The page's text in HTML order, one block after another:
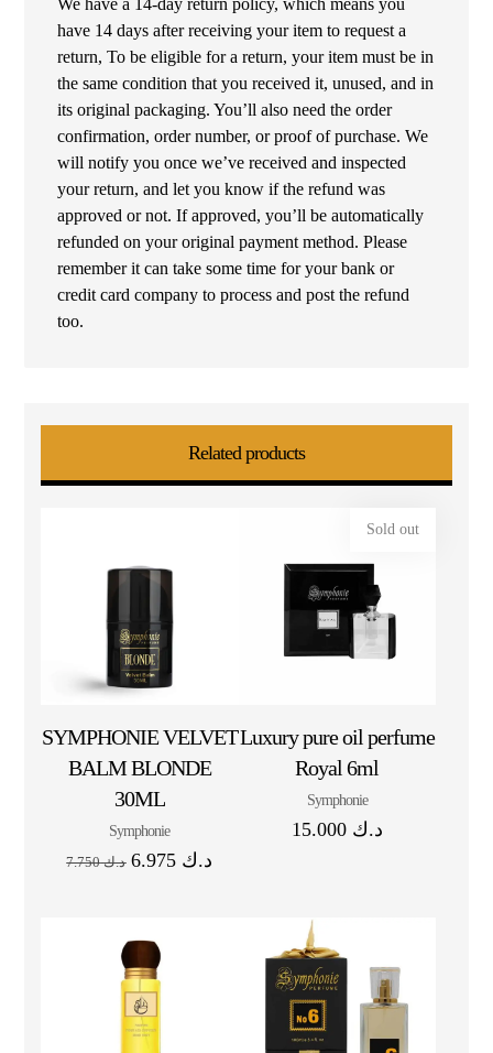
We have a 14-day return policy, which means you
have 14 days after receiving your item to request a
return, To be eligible for a return, your item must be in
the same condition that you received it, unused, and in
its original packaging. You’ll also need the order
confirmation, order number, or proof of purchase. We
will notify you once we’ve received and inspected
your return, and let you know if the refund was
approved or not. If approved, you’ll be automatically
refunded on your original payment method. Please
remember it can take some time for your bank or
credit card company to process and post the refund
too.
Related products
SYMPHONIE VELVET
BALM BLONDE
30ML
Symphonie
د.ك7.750 د.ك
Luxury pure oil perfume
Royal 6ml
Symphonie
د.ك 15.000
Sold out